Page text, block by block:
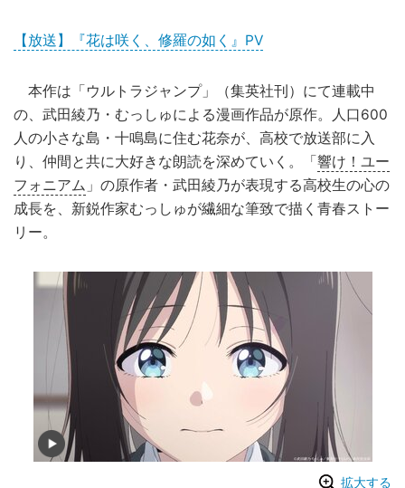
【放送】『花は咲く、修羅の如く』PV
本作は「ウルトラジャンプ」（集英社刊）にて連載中
の、武田綾乃・むっしゅによる漫画作品が原作。人口600
人の小さな島・十鳴島に住む花奈が、高校で放送部に入
り、仲間と共に大好きな朗読を深めていく。「 響け！ユー
フォニアム 」の原作者・武田綾乃が表現する高校生の心の
成長を、新鋭作家むっしゅが繊細な筆致で描く青春ストー
リー。
拡大する